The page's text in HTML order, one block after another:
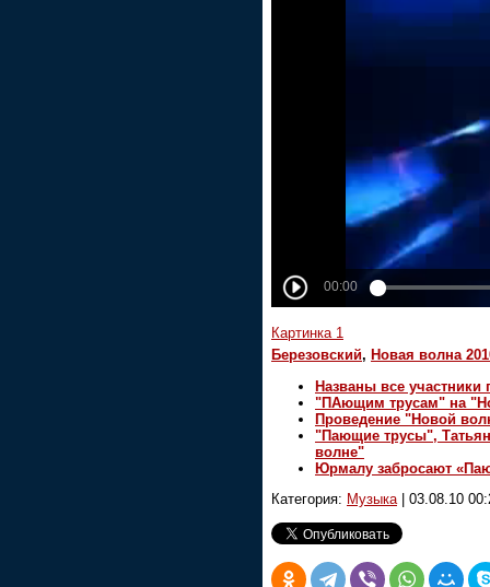
Картинка 1
Березовский, Новая волна
Названы все
"ПАющим трусам" на
Проведение "Новой
"Пающие трусы",
волне"
Юрмалу забросают
Категория: Музыка 03.08.10